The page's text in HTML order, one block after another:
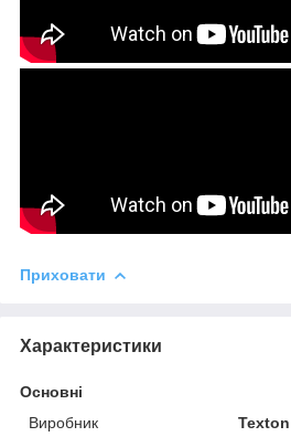
Приховати
Характеристики
Основні
Виробник
Texton